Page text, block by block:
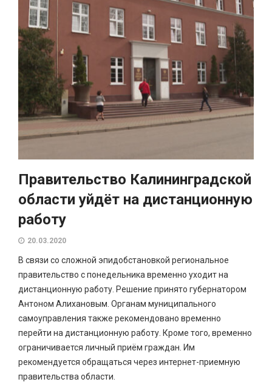
Правительство Калининградской
области уйдёт на дистанционную
работу
20.03.2020
В связи со сложной эпидобстановкой региональное
правительство с понедельника временно уходит на
дистанционную работу. Решение принято губернатором
Антоном Алихановым. Органам муниципального
самоуправления также рекомендовано временно
перейти на дистанционную работу. Кроме того, временно
ограничивается личный приём граждан. Им
рекомендуется обращаться через интернет-приемную
правительства области.